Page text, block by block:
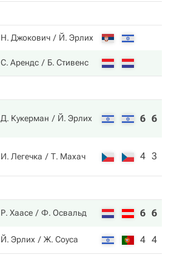
Н. Джокович Й. Эрлих
С. Арендс Б. Стивенс
Д. Кукерман Й. Эрлих 6 6
И. Легечка Т. Махач 4 3
Р. Хаасе Ф. Освальд 6 6
Й. Эрлих Ж. Соуса 4 4